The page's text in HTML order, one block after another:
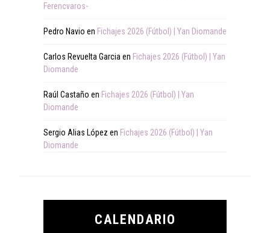
Ferencvaros-
Pedro Navio en Fichajes 2026 (Fútbol) | Yan Diomande
Carlos Revuelta Garcia en Fichajes 2026 (Fútbol) | Yan
Diomande
Raúl Castaño en Fichajes 2026 (Fútbol) | Yan
Diomande
Sergio Alias López en Fichajes 2026 (Fútbol) | Yan
Diomande
CALENDARIO